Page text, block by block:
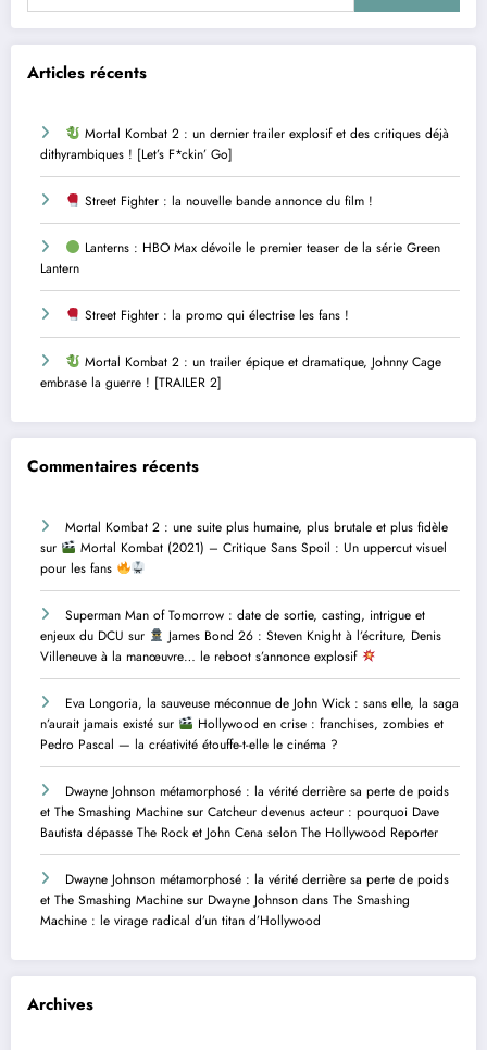
Articles récents
Mortal Kombat 2 : un dernier trailer explosif et des critiques déjà
dithyrambiques ! [Let’s F*ckin’ Go]
Street Fighter : la nouvelle bande annonce du film !
Lanterns : HBO Max dévoile le premier teaser de la série Green
Lantern
Street Fighter : la promo qui électrise les fans !
Mortal Kombat 2 : un trailer épique et dramatique, Johnny Cage
embrase la guerre ! [TRAILER 2]
Commentaires récents
Mortal Kombat 2 : une suite plus humaine, plus brutale et plus fidèle
sur
Mortal Kombat (2021) – Critique Sans Spoil : Un uppercut visuel
pour les fans
Superman Man of Tomorrow : date de sortie, casting, intrigue et
enjeux du DCU sur
James Bond 26 : Steven Knight à l’écriture, Denis
Villeneuve à la manœuvre… le reboot s’annonce explosif
Eva Longoria, la sauveuse méconnue de John Wick : sans elle, la saga
n’aurait jamais existé sur
Hollywood en crise : franchises, zombies et
Pedro Pascal — la créativité étouffe-t-elle le cinéma ?
Dwayne Johnson métamorphosé : la vérité derrière sa perte de poids
et The Smashing Machine sur Catcheur devenus acteur : pourquoi Dave
Bautista dépasse The Rock et John Cena selon The Hollywood Reporter
Dwayne Johnson métamorphosé : la vérité derrière sa perte de poids
et The Smashing Machine sur Dwayne Johnson dans The Smashing
Machine : le virage radical d’un titan d’Hollywood
Archives